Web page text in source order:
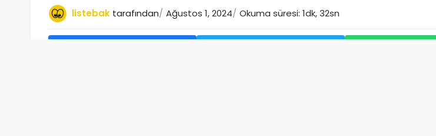
listebak tarafından Ağustos 1, 2024 Okuma süresi: 1dk, 32sn